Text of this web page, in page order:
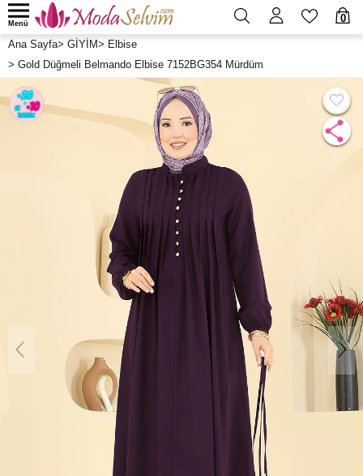
0
Menü
Ana Sayfa> GİYİM> Elbise
> Gold Düğmeli Belmando Elbise 7152BG354 Mürdüm